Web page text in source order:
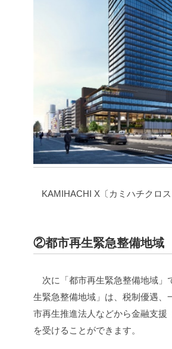
KAMIHACHI X〔カミハチクロ
②都市再生緊急整備地域
次に「都市再生緊急整備地域」
生緊急整備地域」は、税制優遇、
市再生推進法人などから金融支援
を受けることができます。